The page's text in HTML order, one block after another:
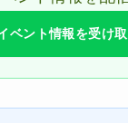
ベント情報を受け